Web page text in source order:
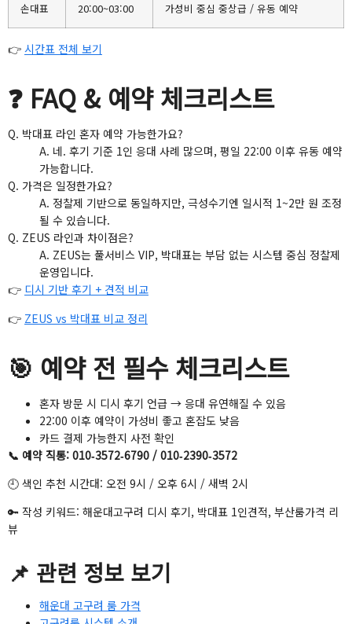
손대표 20:00~03:00 가성비 중심 중상급 / 유동 예약
👉 시간표 전체 보기
❓ FAQ & 예약 체크리스트
Q. 박대표 라인 혼자 예약 가능한가요?
A. 네. 후기 기준 1인 응대 사례 많으며, 평일 22:00 이후 유동 예약
가능합니다.
Q. 가격은 일정한가요?
A. 정찰제 기반으로 동일하지만, 극성수기엔 일시적 1~2만 원 조정
될 수 있습니다.
Q. ZEUS 라인과 차이점은?
A. ZEUS는 풀서비스 VIP, 박대표는 부담 없는 시스템 중심 정찰제
운영입니다.
👉 디시 기반 후기 + 견적 비교
👉 ZEUS vs 박대표 비교 정리
🎯 예약 전 필수 체크리스트
혼자 방문 시 디시 후기 언급 → 응대 유연해질 수 있음
22:00 이후 예약이 가성비 좋고 혼잡도 낮음
카드 결제 가능한지 사전 확인
📞 예약 직통: 010‑3572‑6790 / 010‑2390‑3572
🕘 색인 추천 시간대: 오전 9시 / 오후 6시 / 새벽 2시
🔑 작성 키워드: 해운대고구려 디시 후기, 박대표 1인견적, 부산룸가격 리
뷰
📌 관련 정보 보기
해운대 고구려 룸 가격